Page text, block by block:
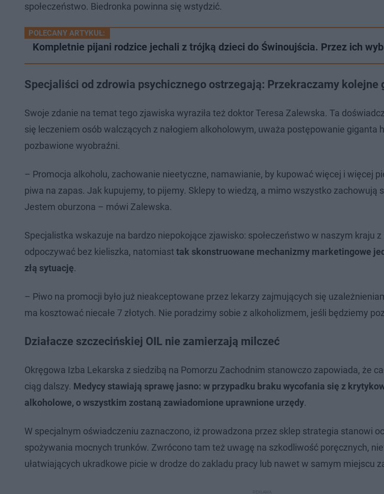
społeczeństwo. Biedronka powinna się wstydzić.
POLECANY ARTYKUŁ:
Kompletnie pijani rodzice jechali z trójką dzieci do Świnoujścia. Przez ich
Specjaliści od zdrowia psychicznego ostrzegają: Przekraczamy kolejne
Swoje zdanie na temat tego zjawiska wyraziła też doktor Teresa Zalewska. Ta
się leczeniem osób walczących z nałogiem alkoholowym, uważa postępowanie giganta
pozbawione wyobraźni.
– Promocja alkoholu, zachowanie nieetyczne, namawianie, by kupować więcej i więcej
piwa na zapas. Jak kupujemy, to pijemy. Sklepy to wiedzą, a mimo wszystko zachowują
Jestem oburzona – mówi Zalewska.
Specjalistka wskazuje na bardzo niepokojące zjawisko: społeczeństwo w naszym kraju z
odpoczywać bez kieliszka, natomiast tak skonstruowane mechanizmy marketingowe
złą sytuację.
– Piwo na promocji było już nieakceptowane przez lekarzy zajmujących się
ma kosztować niecałe 7 złotych. Nie poradzimy sobie z alkoholizmem, jeśli będziemy
Działacze szczecińskiej OIL nie zamierzają milczeć
Okręgowa Izba Lekarska z siedzibą na Pomorzu Zachodnim stanowczo zapowiada, że
ciąg dalszy. Medycy stawiają sprawę jasno: w przypadku braku wycofania się z
alkoholowe, o wszystkim zostaną zawiadomione uprawnione urzędy.
W specjalnym oświadczeniu zaznaczono, iż prowadzona przez sklep strategia stanowi
spożywania mocnych trunków. Zwrócono tam też uwagę na szkodliwość poręcznych,
ułatwiających ukradkowe picie w drodze do zakladu pracy lub nawet w samym miejscu